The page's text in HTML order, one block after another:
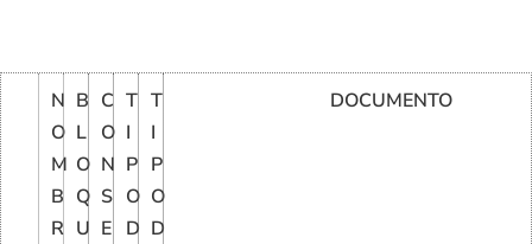
N
O
M
B
R
B
L
O
Q
U
C
O
N
S
E
T
I
P
O
D
T
I
P
O
D
DOCUMENTO